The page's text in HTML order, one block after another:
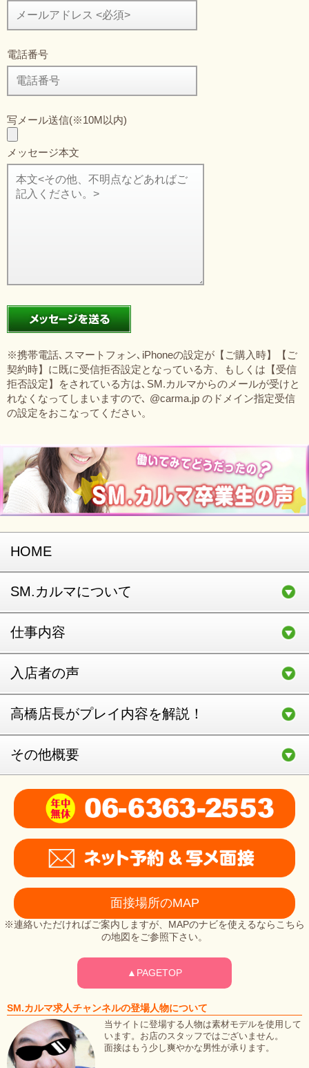
電話番号
写メール送信(※10M以内)
メッセージ本文
※携帯電話､スマートフォン､iPhoneの設定が【ご購入時】【ご
契約時】に既に受信拒否設定となっている方、もしくは【受信
拒否設定】をされている方は､SM.カルマからのメールが受けと
れなくなってしまいますので､ @carma.jp のドメイン指定受信
の設定をおこなってください。
HOME
SM.カルマについて
仕事内容
入店者の声
高橋店長がプレイ内容を解説！
その他概要
面接場所のMAP
※連絡いただければご案内しますが、MAPのナビを使えるならこちら
の地図をご参照下さい。
▲PAGETOP
SM.カルマ求人チャンネルの登場人物について
当サイトに登場する人物は素材モデルを使用して
います。お店のスタッフではございません。
面接はもう少し爽やかな男性が承ります。